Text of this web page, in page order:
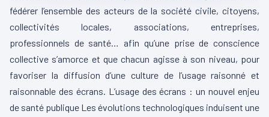
fédérer l’ensemble des acteurs de la société civile, citoyens,
collectivités locales, associations, entreprises,
professionnels de santé… afin qu’une prise de conscience
collective s’amorce et que chacun agisse à son niveau, pour
favoriser la diffusion d’une culture de l’usage raisonné et
raisonnable des écrans. L’usage des écrans : un nouvel enjeu
de santé publique Les évolutions technologiques induisent une